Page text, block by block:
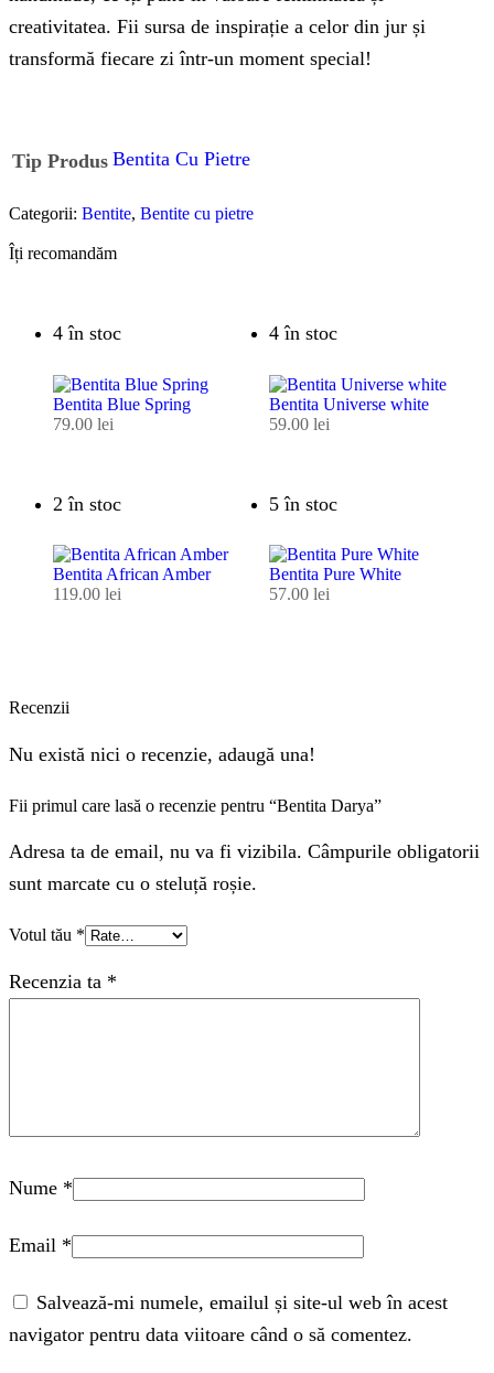
creativitatea. Fii sursa de inspirație a celor din jur și
transformă fiecare zi într-un moment special!
Tip Produs Bentita Cu Pietre
Categorii: Bentite, Bentite cu pietre
Îți recomandăm
4 în stoc
Bentita Blue Spring
79.00 lei
4 în stoc
Bentita Universe white
59.00 lei
2 în stoc
Bentita African Amber
119.00 lei
5 în stoc
Bentita Pure White
57.00 lei
Recenzii
Nu există nici o recenzie, adaugă una!
Fii primul care lasă o recenzie pentru “Bentita Darya”
Adresa ta de email, nu va fi vizibila. Câmpurile obligatorii
sunt marcate cu o steluță roșie.
Votul tău *
Recenzia ta *
Nume *
Email *
Salvează-mi numele, emailul și site-ul web în acest
navigator pentru data viitoare când o să comentez.